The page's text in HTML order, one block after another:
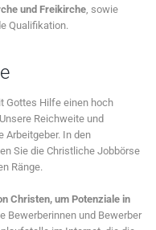
und Freikirche , sowie
Qualifikation.
Gottes Hilfe einen hoch
Reichweite und
Arbeitgeber. In den
Sie die Christliche Jobbörse
Ränge.
Christen, um Potenziale in
Bewerberinnen und Bewerber